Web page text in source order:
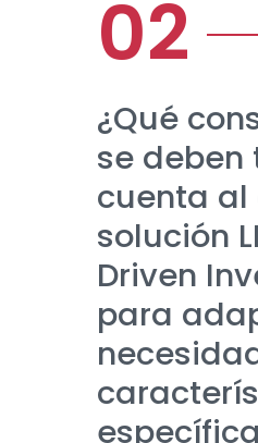
¿Qué
se deben
cuenta al
solución
Driven
para